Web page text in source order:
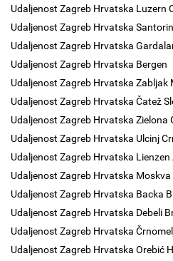
Udaljenost Zagreb Hrvatska Luzern
Udaljenost Zagreb Hrvatska
Udaljenost Zagreb Hrvatska
Udaljenost Zagreb Hrvatska Bergen
Udaljenost Zagreb Hrvatska Zabljak
Udaljenost Zagreb Hrvatska Čatež
Udaljenost Zagreb Hrvatska Zielona
Udaljenost Zagreb Hrvatska Ulcinj
Udaljenost Zagreb Hrvatska Lienzen
Udaljenost Zagreb Hrvatska Moskva
Udaljenost Zagreb Hrvatska Backa
Udaljenost Zagreb Hrvatska Debeli
Udaljenost Zagreb Hrvatska
Udaljenost Zagreb Hrvatska Orebić